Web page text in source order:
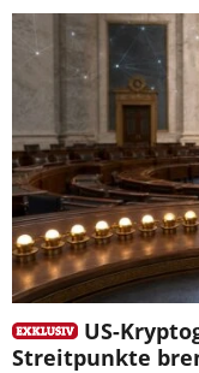
US-
Streitpunkte